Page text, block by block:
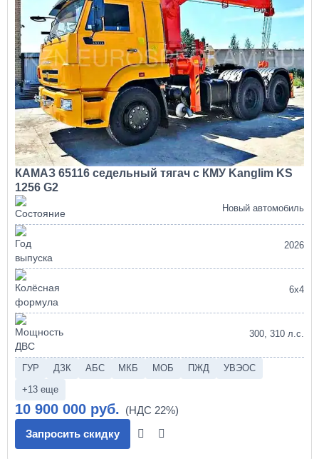
КАМАЗ 65116 седельный тягач с КМУ Kanglim KS
1256 G2
Новый автомобиль
2026
6х4
300, 310 л.с.
ГУР ДЗК АБС МКБ МОБ ПЖД
УВЭОС
+13 еще
10 900 000 руб.
Запросить скидку